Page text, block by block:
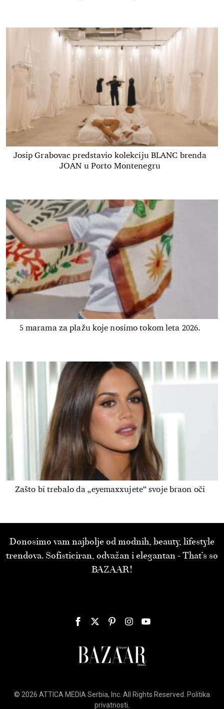
Josip Grabovac predstavio kolekciju BLANC brenda
JOAN u Porto Montenegru
5 marama za plažu koje nosimo tokom leta 2026.
Zašto bi trebalo da „eyemaxxujete“ svoje braon oči
Donosimo vam najbolje od modnih, beauty, lifestyle
trendova. Sofisticiran, odvažan i elegantan - That’s so
BAZAAR!
© 2026 ATTICA MEDIA Serbia, Inc. All Rights Reserved.
Politika
privatnosti